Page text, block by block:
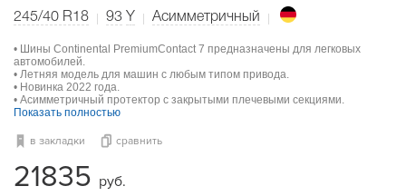
245/40 R18 93 Y Асимметричный
• Шины Continental PremiumContact 7 предназначены для легковых
автомобилей.
• Летняя модель для машин с любым типом привода.
• Новинка 2022 года.
• Асимметричный протектор с закрытыми плечевыми секциями.
Показать полностью
в закладки сравнить
21835 руб.